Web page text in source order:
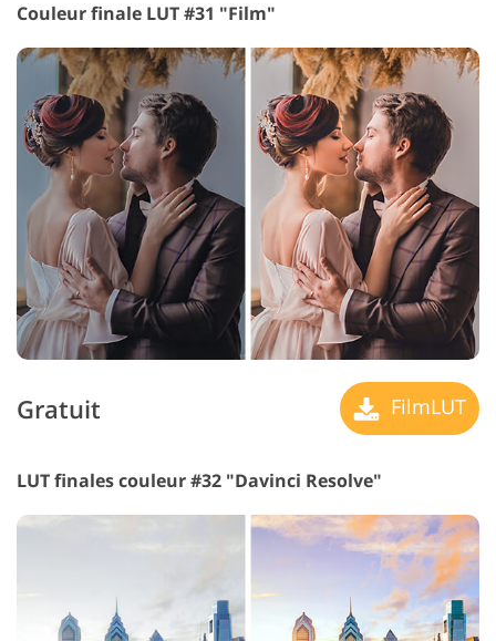
Couleur finale LUT #31 "Film"
Gratuit FilmLUT
LUT finales couleur #32 "Davinci Resolve"